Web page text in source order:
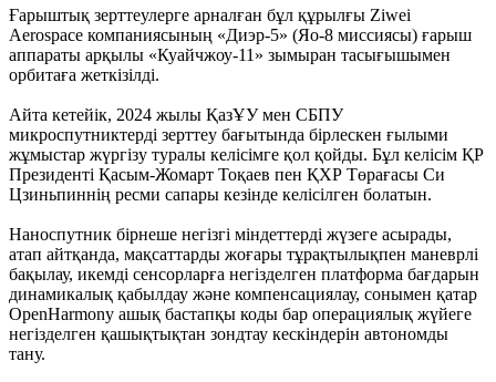
Ғарыштық зерттеулерге арналған бұл құрылғы Ziwei
Aerospace компаниясының «Диэр-5» (Яо-8 миссиясы) ғарыш
аппараты арқылы «Куайчжоу-11» зымыран тасығышымен
орбитаға жеткізілді.
Айта кетейік, 2024 жылы ҚазҰУ мен СБПУ
микроспутниктерді зерттеу бағытында бірлескен ғылыми
жұмыстар жүргізу туралы келісімге қол қойды. Бұл келісім ҚР
Президенті Қасым-Жомарт Тоқаев пен ҚХР Төрағасы Си
Цзиньпиннің ресми сапары кезінде келісілген болатын.
Наноспутник бірнеше негізгі міндеттерді жүзеге асырады,
атап айтқанда, мақсаттарды жоғары тұрақтылықпен маневрлі
бақылау, икемді сенсорларға негізделген платформа бағдарын
динамикалық қабылдау және компенсациялау, сонымен қатар
OpenHarmony ашық бастапқы коды бар операциялық жүйеге
негізделген қашықтықтан зондтау кескіндерін автономды
тану.